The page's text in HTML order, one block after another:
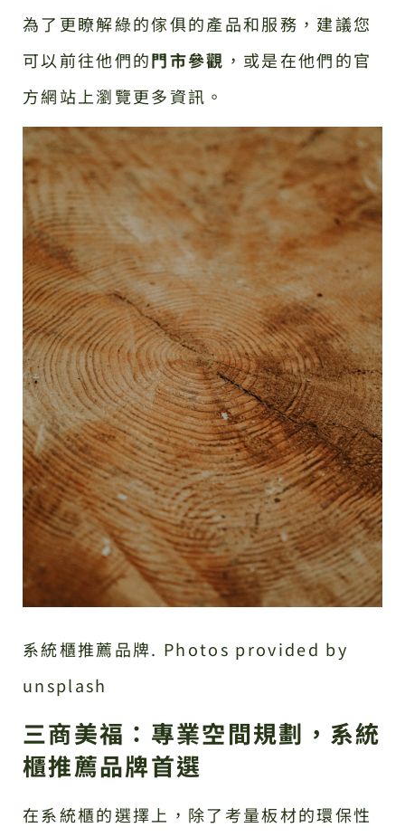
為了更瞭解綠的傢俱的產品和服務，建議您
可以前往他們的門市參觀 ，或是在他們的官
方網站上瀏覽更多資訊。
系統櫃推薦品牌. Photos provided by
unsplash
三商美福：專業空間規劃，系統
櫃推薦品牌首選
在系統櫃的選擇上，除了考量板材的環保性